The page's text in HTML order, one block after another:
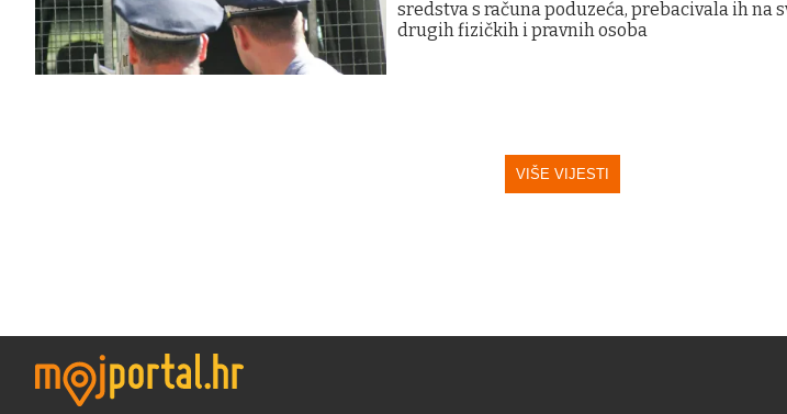
sredstva s računa poduzeća, prebacivala ih na
drugih fizičkih i pravnih osoba
VIŠE VIJESTI